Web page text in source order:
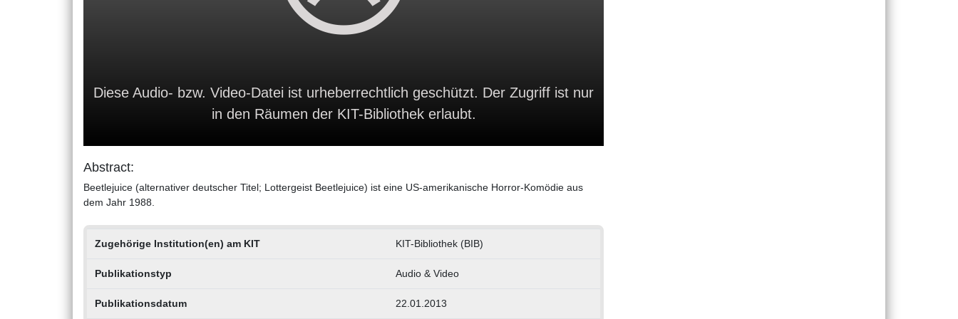
Diese Audio- bzw. Video-Datei ist urheberrechtlich geschützt. Der Zugriff ist nur
in den Räumen der KIT-Bibliothek erlaubt.
Abstract:
Beetlejuice (alternativer deutscher Titel; Lottergeist Beetlejuice) ist eine US-amerikanische Horror-Komödie aus
dem Jahr 1988.
Zugehörige Institution(en) am KIT KIT-Bibliothek (BIB)
Publikationstyp Audio & Video
Publikationsdatum 22.01.2013